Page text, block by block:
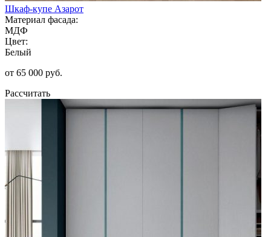
Шкаф-купе Азарот
Материал фасада:
МДФ
Цвет:
Белый
от 65 000 руб.
Рассчитать